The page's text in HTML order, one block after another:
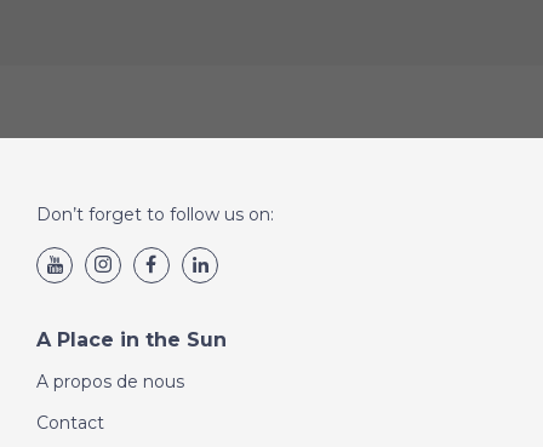
Don’t forget to follow us on:
A Place in the Sun
A propos de nous
Contact